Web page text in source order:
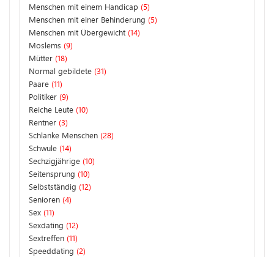
Menschen mit einem Handicap (5)
Menschen mit einer Behinderung (5)
Menschen mit Übergewicht (14)
Moslems (9)
Mütter (18)
Normal gebildete (31)
Paare (11)
Politiker (9)
Reiche Leute (10)
Rentner (3)
Schlanke Menschen (28)
Schwule (14)
Sechzigjährige (10)
Seitensprung (10)
Selbstständig (12)
Senioren (4)
Sex (11)
Sexdating (12)
Sextreffen (11)
Speeddating (2)